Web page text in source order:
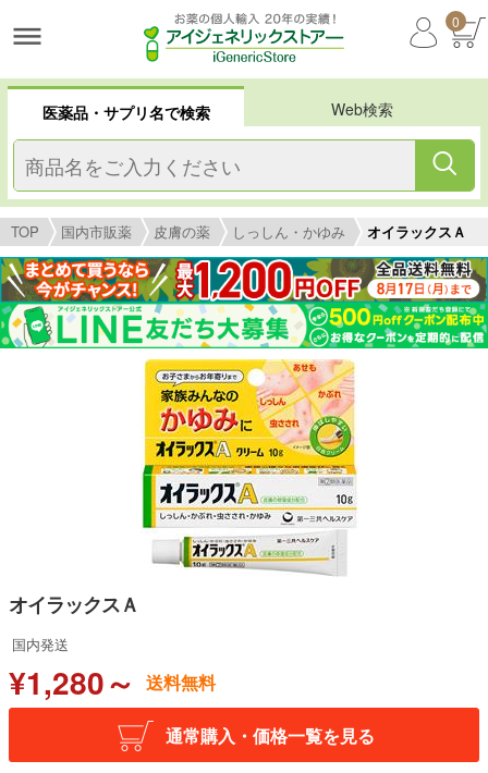
0
医薬品・サプリ名で検索 Web検索
TOP 国内市販薬 皮膚の薬 しっしん・かゆみ オイラックスＡ
オイラックスＡ
国内発送
¥1,280～ 送料無料
通常購入・価格一覧を見る